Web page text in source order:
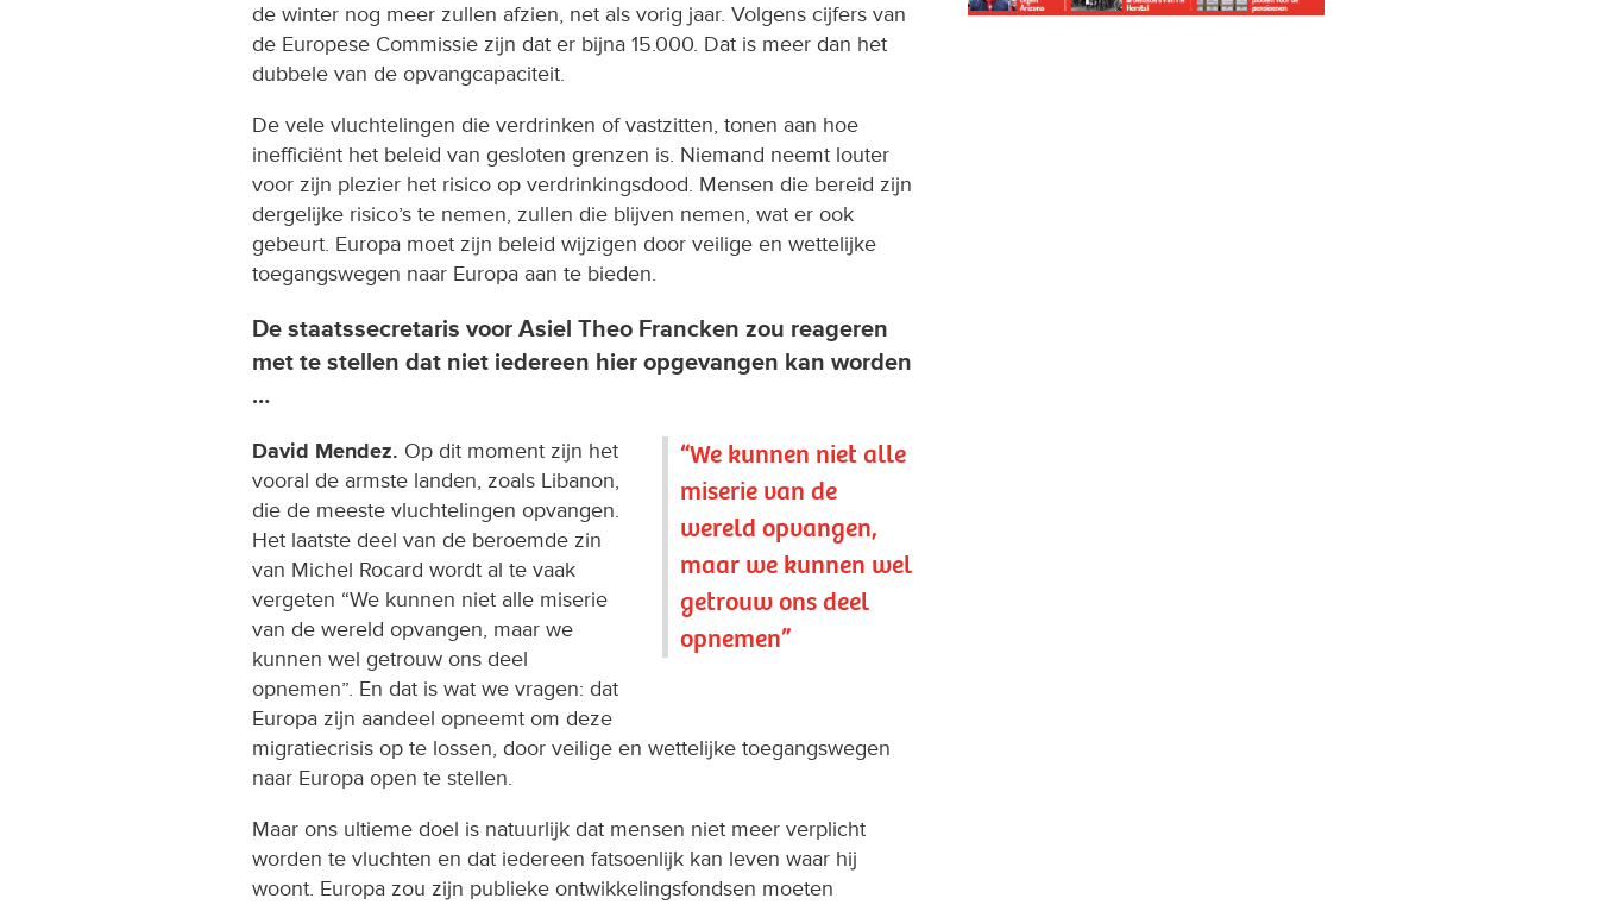
de winter nog meer zullen afzien, net als vorig jaar. Volgens cijfers van
de Europese Commissie zijn dat er bijna 15.000. Dat is meer dan het
dubbele van de opvangcapaciteit.
De vele vluchtelingen die verdrinken of vastzitten, tonen aan hoe
inefficiënt het beleid van gesloten grenzen is. Niemand neemt louter
voor zijn plezier het risico op verdrinkingsdood. Mensen die bereid zijn
dergelijke risico’s te nemen, zullen die blijven nemen, wat er ook
gebeurt. Europa moet zijn beleid wijzigen door veilige en wettelijke
toegangswegen naar Europa aan te bieden.
De staatssecretaris voor Asiel Theo Francken zou reageren
met te stellen dat niet iedereen hier opgevangen kan worden
…
“We kunnen niet alle
miserie van de
wereld opvangen,
maar we kunnen wel
getrouw ons deel
opnemen”
David Mendez. Op dit moment zijn het
vooral de armste landen, zoals Libanon,
die de meeste vluchtelingen opvangen.
Het laatste deel van de beroemde zin
van Michel Rocard wordt al te vaak
vergeten “We kunnen niet alle miserie
van de wereld opvangen, maar we
kunnen wel getrouw ons deel
opnemen”. En dat is wat we vragen: dat
Europa zijn aandeel opneemt om deze
migratiecrisis op te lossen, door veilige en wettelijke toegangswegen
naar Europa open te stellen.
Maar ons ultieme doel is natuurlijk dat mensen niet meer verplicht
worden te vluchten en dat iedereen fatsoenlijk kan leven waar hij
woont. Europa zou zijn publieke ontwikkelingsfondsen moeten